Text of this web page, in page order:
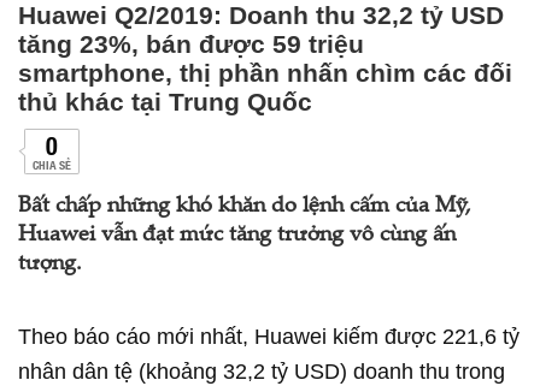
Huawei Q2/2019: Doanh thu 32,2 tỷ USD
tăng 23%, bán được 59 triệu
smartphone, thị phần nhấn chìm các đối
thủ khác tại Trung Quốc
0
CHIA SẺ
Bất chấp những khó khăn do lệnh cấm của Mỹ,
Huawei vẫn đạt mức tăng trưởng vô cùng ấn
tượng.
Theo báo cáo mới nhất, Huawei kiếm được 221,6 tỷ
nhân dân tệ (khoảng 32,2 tỷ USD) doanh thu trong